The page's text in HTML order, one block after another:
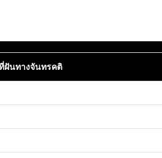
ฝันทางจันทรคติ